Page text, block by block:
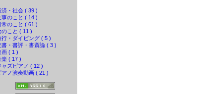
済・社会 ( 39 )
事のこと ( 14 )
常のこと ( 61 )
のこと ( 11 )
行・ダイビング ( 5 )
書・書評・書斎論 ( 3 )
画 ( 1 )
楽 ( 17 )
ャズピアノ ( 12 )
アノ演奏動画 ( 21 )